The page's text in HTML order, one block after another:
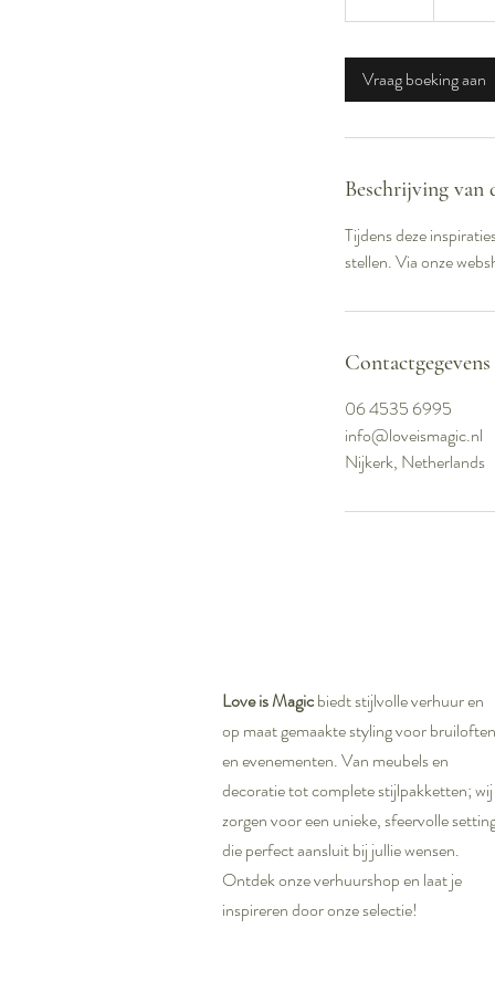
5
n
Vraag boeking aan
Beschrijving van
Tijdens deze
stellen. Via onze
Contactgegevens
06 4535 6995
info@loveismagic.nl
Nijkerk, Netherlands
Love is Magicbiedt stijlvolle verhuur en
op maat gemaakte styling voor bruiloften
en evenementen. Van meubels en
decoratie tot complete stijlpakketten; wij
zorgen voor een unieke, sfeervolle
die perfect aansluit bij jullie wensen.
Ontdek onze verhuurshop en laat je
inspireren door onze selectie!